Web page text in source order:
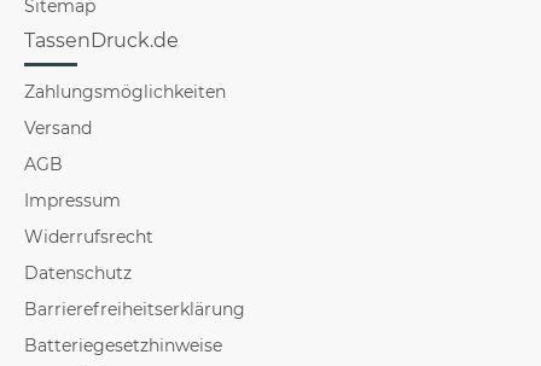
Sitemap
TassenDruck.de
Zahlungsmöglichkeiten
Versand
AGB
Impressum
Widerrufsrecht
Datenschutz
Barrierefreiheitserklärung
Batteriegesetzhinweise